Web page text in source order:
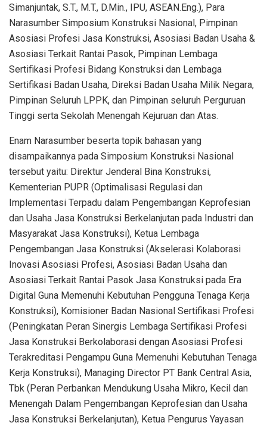
Simanjuntak, S.T., M.T., D.Min., IPU, ASEAN.Eng.), Para
Narasumber Simposium Konstruksi Nasional, Pimpinan
Asosiasi Profesi Jasa Konstruksi, Asosiasi Badan Usaha &
Asosiasi Terkait Rantai Pasok, Pimpinan Lembaga
Sertifikasi Profesi Bidang Konstruksi dan Lembaga
Sertifikasi Badan Usaha, Direksi Badan Usaha Milik Negara,
Pimpinan Seluruh LPPK, dan Pimpinan seluruh Perguruan
Tinggi serta Sekolah Menengah Kejuruan dan Atas.
Enam Narasumber beserta topik bahasan yang
disampaikannya pada Simposium Konstruksi Nasional
tersebut yaitu: Direktur Jenderal Bina Konstruksi,
Kementerian PUPR (Optimalisasi Regulasi dan
Implementasi Terpadu dalam Pengembangan Keprofesian
dan Usaha Jasa Konstruksi Berkelanjutan pada Industri dan
Masyarakat Jasa Konstruksi), Ketua Lembaga
Pengembangan Jasa Konstruksi (Akselerasi Kolaborasi
Inovasi Asosiasi Profesi, Asosiasi Badan Usaha dan
Asosiasi Terkait Rantai Pasok Jasa Konstruksi pada Era
Digital Guna Memenuhi Kebutuhan Pengguna Tenaga Kerja
Konstruksi), Komisioner Badan Nasional Sertifikasi Profesi
(Peningkatan Peran Sinergis Lembaga Sertifikasi Profesi
Jasa Konstruksi Berkolaborasi dengan Asosiasi Profesi
Terakreditasi Pengampu Guna Memenuhi Kebutuhan Tenaga
Kerja Konstruksi), Managing Director PT Bank Central Asia,
Tbk (Peran Perbankan Mendukung Usaha Mikro, Kecil dan
Menengah Dalam Pengembangan Keprofesian dan Usaha
Jasa Konstruksi Berkelanjutan), Ketua Pengurus Yayasan